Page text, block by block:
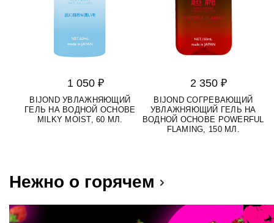
1 050 ₽
BIJOND УВЛАЖНЯЮЩИЙ
ГЕЛЬ НА ВОДНОЙ ОСНОВЕ
MILKY MOIST, 60 МЛ.
2 350 ₽
BIJOND СОГРЕВАЮЩИЙ
УВЛАЖНЯЮЩИЙ ГЕЛЬ НА
ВОДНОЙ ОСНОВЕ POWERFUL
FLAMING, 150 МЛ.
Нежно о горячем